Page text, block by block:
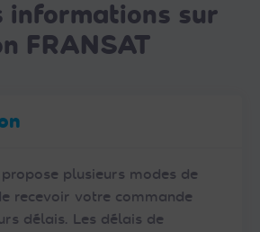
informations sur
FRANSAT
propose plusieurs modes de
recevoir votre commande
délais. Les délais de